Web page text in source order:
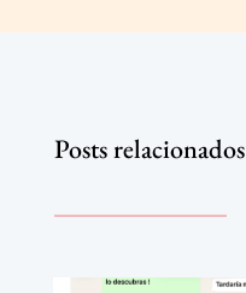
Posts relacionados